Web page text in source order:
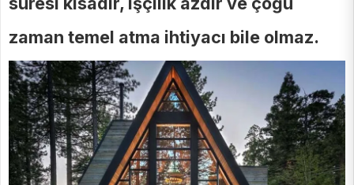
zaman temel atma ihtiyacı bile olmaz.